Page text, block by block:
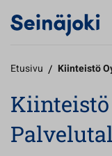
Etusivu / Kiinteistö
Kiinteistö